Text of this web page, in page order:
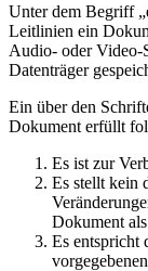
Unter dem Begriff
Leitlinien ein
Audio- oder Video-
Datenträger
Ein über den
Dokument erfüllt
Es ist zur
Es stellt kein
Dokument
Es entspricht